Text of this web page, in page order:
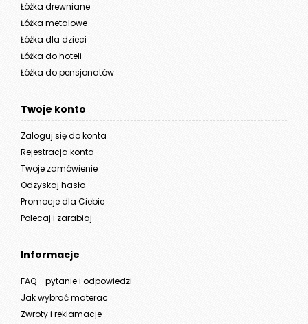
Łóżka drewniane
Łóżka metalowe
Łóżka dla dzieci
Łóżka do hoteli
Łóżka do pensjonatów
Twoje konto
Zaloguj się do konta
Rejestracja konta
Twoje zamówienie
Odzyskaj hasło
Promocje dla Ciebie
Polecaj i zarabiaj
Informacje
FAQ - pytanie i odpowiedzi
Jak wybrać materac
Zwroty i reklamacje